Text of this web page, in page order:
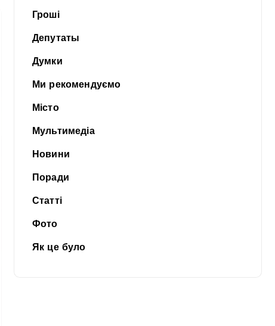
Гроші
Депутаты
Думки
Ми рекомендуємо
Місто
Мультимедіа
Новини
Поради
Статті
Фото
Як це було